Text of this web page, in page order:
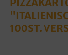
100ST.